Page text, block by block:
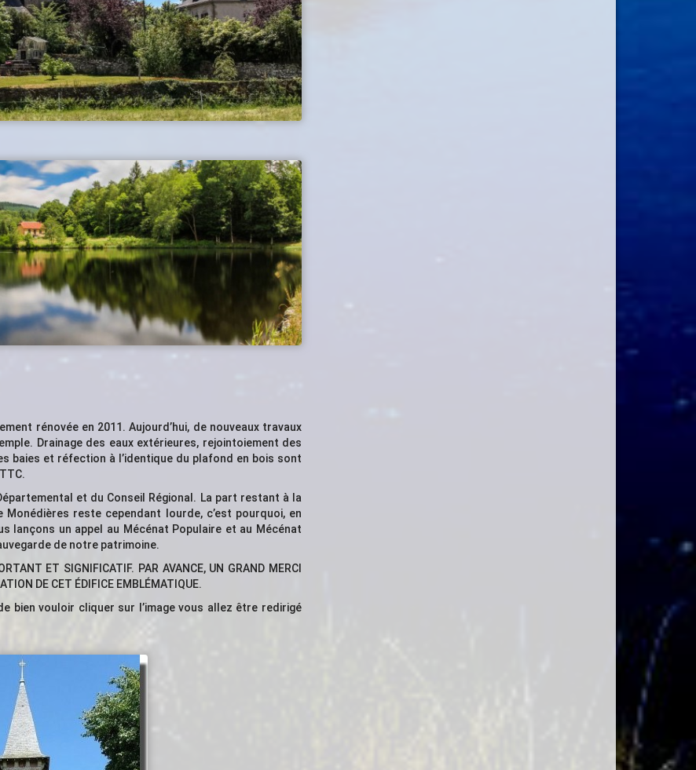
rénovée en 2011. Aujourd’hui, de nouveaux travaux
Drainage des eaux extérieures, rejointoiement des
baies et réfection à l’identique du plafond en bois sont
et du Conseil Régional. La part restant à la
reste cependant lourde, c’est pourquoi, en
lançons un appel au Mécénat Populaire et au Mécénat
de notre patrimoine.
ET SIGNIFICATIF. PAR AVANCE, UN GRAND MERCI
DE CET ÉDIFICE EMBLÉMATIQUE.
bien vouloir cliquer sur l’image vous allez être redirigé